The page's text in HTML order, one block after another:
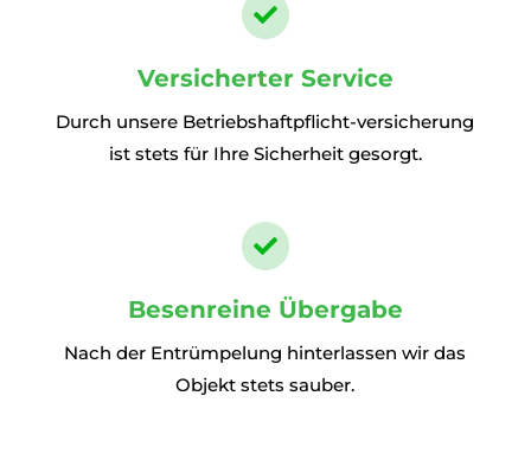

Versicherter Service
Durch unsere Betriebshaftpflicht-versicherung
ist stets für Ihre Sicherheit gesorgt.

Besenreine Übergabe
Nach der Entrümpelung hinterlassen wir das
Objekt stets sauber.